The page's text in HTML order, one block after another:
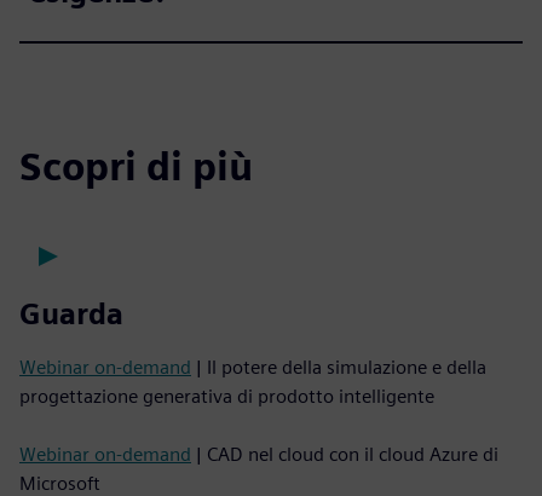
Scopri di più
Guarda
Webinar on-demand | Il potere della simulazione e della
progettazione generativa di prodotto intelligente
Webinar on-demand | CAD nel cloud con il cloud Azure di
Microsoft